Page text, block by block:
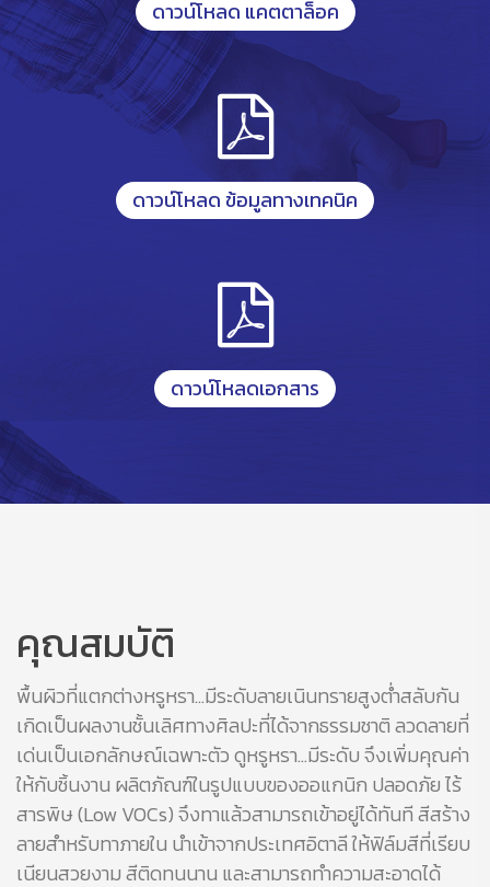
ดาวน์โหลด แคตตาล็อค
ดาวน์โหลด ข้อมูลทางเทคนิค
ดาวน์โหลดเอกสาร
คุณสมบัติ
พื้นผิวที่แตกต่างหรูหรา…มีระดับลายเนินทรายสูงต่ำสลับกัน
เกิดเป็นผลงานชั้นเลิศทางศิลปะที่ได้จากธรรมชาติ ลวดลายที่
เด่นเป็นเอกลักษณ์เฉพาะตัว ดูหรูหรา...มีระดับ จึงเพิ่มคุณค่า
ให้กับชิ้นงาน ผลิตภัณฑ์ในรูปแบบของออแกนิก ปลอดภัย ไร้
สารพิษ (Low VOCs) จึงทาแล้วสามารถเข้าอยู่ได้ทันที สีสร้าง
ลายสำหรับทาภายใน นำเข้าจากประเทศอิตาลี ให้ฟิล์มสีที่เรียบ
เนียนสวยงาม สีติดทนนาน และสามารถทำความสะอาดได้